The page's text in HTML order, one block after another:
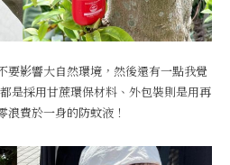
要影響大自然環境，然後還有一點我覺
是採用甘蔗環保材料、外包裝則是用再
費於一身的防蚊液！